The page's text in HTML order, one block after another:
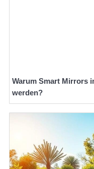
Warum Smart Mirrors
werden?